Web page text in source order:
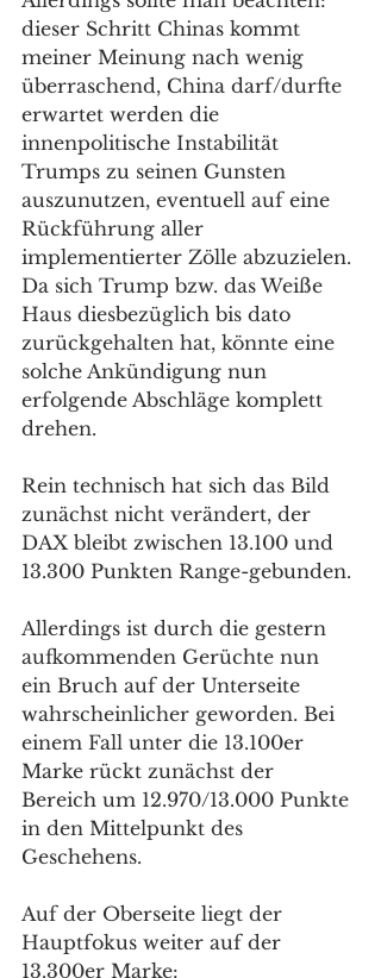
dieser Schritt Chinas kommt
meiner Meinung nach wenig
überraschend, China darf/durfte
erwartet werden die
innenpolitische Instabilität
Trumps zu seinen Gunsten
auszunutzen, eventuell auf eine
Rückführung aller
implementierter Zölle abzuzielen.
Da sich Trump bzw. das Weiße
Haus diesbezüglich bis dato
zurückgehalten hat, könnte eine
solche Ankündigung nun
erfolgende Abschläge komplett
drehen.
Rein technisch hat sich das Bild
zunächst nicht verändert, der
DAX bleibt zwischen 13.100 und
13.300 Punkten Range-gebunden.
Allerdings ist durch die gestern
aufkommenden Gerüchte nun
ein Bruch auf der Unterseite
wahrscheinlicher geworden. Bei
einem Fall unter die 13.100er
Marke rückt zunächst der
Bereich um 12.970/13.000 Punkte
in den Mittelpunkt des
Geschehens.
Auf der Oberseite liegt der
Hauptfokus weiter auf der
13.300er Marke: